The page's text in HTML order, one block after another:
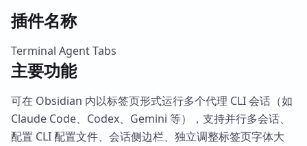
插件名称
Terminal Agent Tabs
主要功能
可在 Obsidian 内以标签页形式运行多个代理 CLI 会话（如
Claude Code、Codex、Gemini 等），支持并行多会话、
配置 CLI 配置文件、会话侧边栏、独立调整标签页字体大